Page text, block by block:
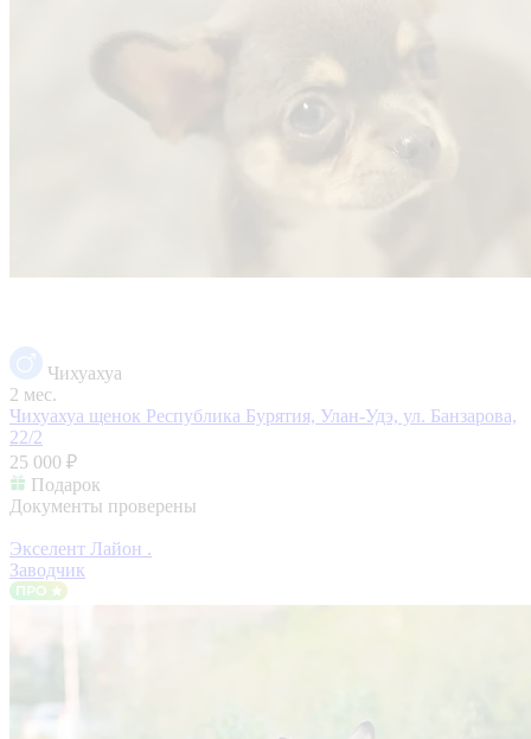
Чихуахуа
2 мес.
Чихуахуа щенок Республика Бурятия, Улан-Удэ, ул. Банзарова,
22/2
25 000 ₽
Подарок
Документы проверены
Экселент Лайон .
Заводчик